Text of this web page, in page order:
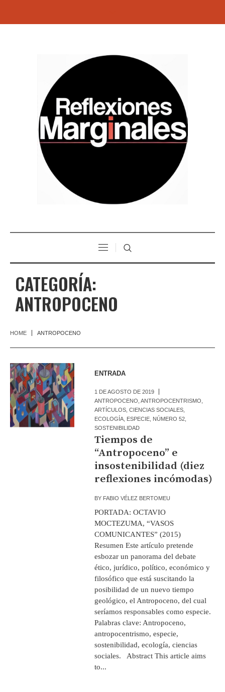
CATEGORÍA:
ANTROPOCENO
HOME ANTROPOCENO
ENTRADA
1 DE AGOSTO DE 2019
ANTROPOCENO ,ANTROPOCENTRISMO
ARTÍCULOS ,CIENCIAS SOCIALES
ECOLOGÍA ESPECIE NÚMERO 52
SOSTENIBILIDAD
Tiempos de
“Antropoceno” e
insostenibilidad (diez
reflexiones incómodas)
BY FABIO VÉLEZ BERTOMEU
PORTADA: OCTAVIO
MOCTEZUMA, “VASOS
COMUNICANTES” (2015)
Resumen Este artículo pretende
esbozar un panorama del debate
ético, jurídico, político, económico y
filosófico que está suscitando la
posibilidad de un nuevo tiempo
geológico, el Antropoceno, del cual
seríamos responsables como especie.
Palabras clave: Antropoceno,
antropocentrismo, especie,
sostenibilidad, ecología, ciencias
sociales. Abstract This article aims
to...